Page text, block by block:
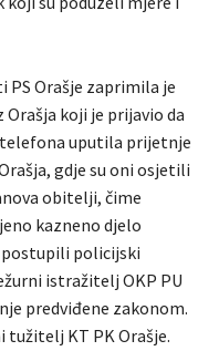
PS Orašje zaprimila je
Orašja koji je prijavio da
uputila prijetnje
gdje su oni osjetili
obitelji, čime
kazneno djelo
postupili policijski
istražitelj OKP PU
predviđene zakonom.
tužitelj KT PK Orašje.